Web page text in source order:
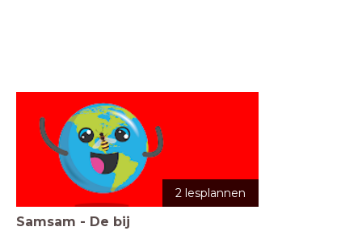
2 lesplannen
Samsam - De bij